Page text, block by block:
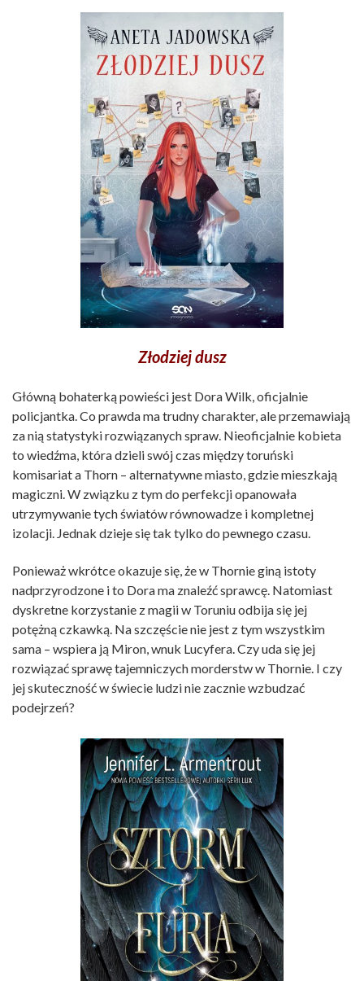
Złodziej dusz
Główną bohaterką powieści jest Dora Wilk, oficjalnie
policjantka. Co prawda ma trudny charakter, ale przemawiają
za nią statystyki rozwiązanych spraw. Nieoficjalnie kobieta
to wiedźma, która dzieli swój czas między toruński
komisariat a Thorn – alternatywne miasto, gdzie mieszkają
magiczni. W związku z tym do perfekcji opanowała
utrzymywanie tych światów równowadze i kompletnej
izolacji. Jednak dzieje się tak tylko do pewnego czasu.
Ponieważ wkrótce okazuje się, że w Thornie giną istoty
nadprzyrodzone i to Dora ma znaleźć sprawcę. Natomiast
dyskretne korzystanie z magii w Toruniu odbija się jej
potężną czkawką. Na szczęście nie jest z tym wszystkim
sama – wspiera ją Miron, wnuk Lucyfera. Czy uda się jej
rozwiązać sprawę tajemniczych morderstw w Thornie. I czy
jej skuteczność w świecie ludzi nie zacznie wzbudzać
podejrzeń?